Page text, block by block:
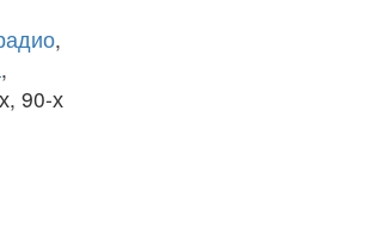
,
,
90-х